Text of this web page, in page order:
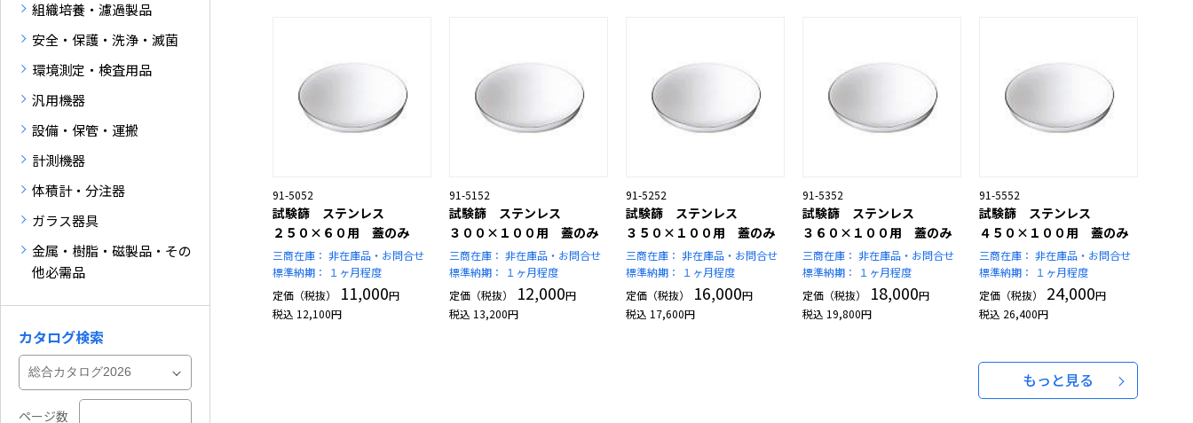
91-5052
試験篩 ステンレス
２５０×６０用 蓋のみ
三商在庫： 非在庫品・お問合せ
標準納期：
１ヶ月程度
定価（税抜）
11,000円
税込 12,100円
91-5152
試験篩 ステンレス
３００×１００用 蓋のみ
三商在庫： 非在庫品・お問合せ
標準納期：
１ヶ月程度
定価（税抜）
12,000円
税込 13,200円
91-5252
試験篩 ステンレス
３５０×１００用 蓋のみ
三商在庫： 非在庫品・お問合せ
標準納期：
１ヶ月程度
定価（税抜）
16,000円
税込 17,600円
91-5352
試験篩 ステンレス
３６０×１００用 蓋のみ
三商在庫： 非在庫品・お問合せ
標準納期：
１ヶ月程度
定価（税抜）
18,000円
税込 19,800円
91-5552
試験篩 ステンレス
４５０×１００用 蓋のみ
三商在庫： 非在庫品・お問合せ
標準納期：
１ヶ月程度
定価（税抜）
24,000円
税込 26,400円
もっと見る
組織培養・濾過製品
安全・保護・洗浄・滅菌
環境測定・検査用品
汎用機器
設備・保管・運搬
計測機器
体積計・分注器
ガラス器具
金属・樹脂・磁製品・その
他必需品
カタログ検索
ページ数